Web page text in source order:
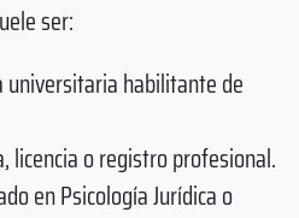
ser:
universitaria habilitante de
licencia o registro profesional.
en Psicología Jurídica o